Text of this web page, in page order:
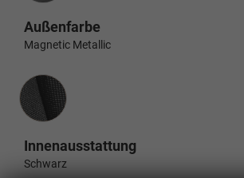
Außenfarbe
Magnetic Metallic
Innenausstattung
Innenausstattung
Schwarz